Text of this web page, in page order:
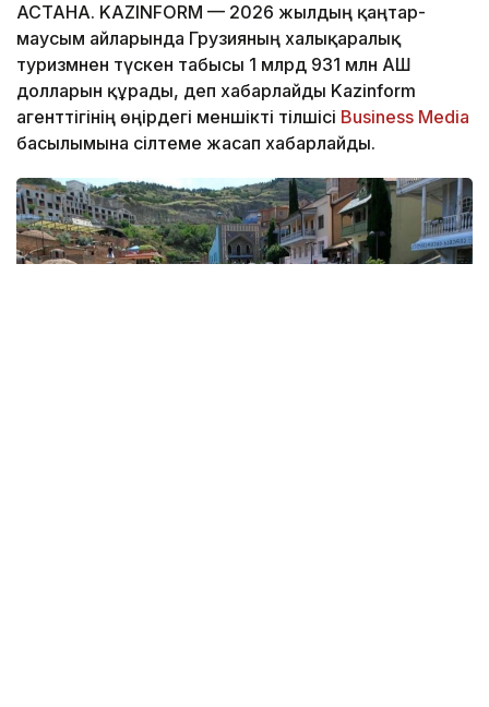
АСТАНА. KAZINFORM — 2026 жылдың қаңтар-
маусым айларында Грузияның халықаралық
туризмнен түскен табысы 1 млрд 931 млн АҚШ
долларын құрады, деп хабарлайды Kazinform
агенттігінің өңірдегі меншікті тілшісі Business Media
басылымына сілтеме жасап хабарлайды.